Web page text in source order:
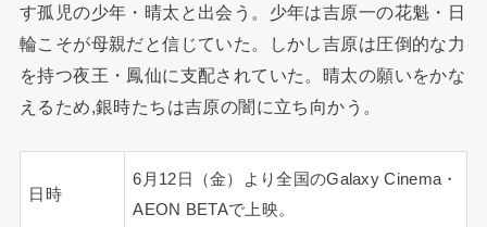
す孤児の少年・晴太と出会う。少年は吉原一の花魁・日
輪こそが母親だと信じていた。しかし吉原は圧倒的な力
を持つ夜王・鳳仙に支配されていた。晴太の願いをかな
えるため,銀時たちは吉原の闇に立ち向かう。
日時
6月12日（金）より全国のGalaxy Cinema・
AEON BETAで上映。